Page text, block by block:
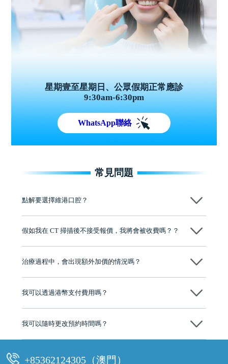
星期壹至星期日、公眾假期正常應診
9:30am-6:30pm
WhatsApp聯絡
常見問題
點解要選擇維港口腔？
牌」、「2025香港企業領袖品牌」，是諾貝爾種植系統全球放心植牙中
至今已服務超過三十個國家和地區的顧客，受到粵港澳大灣區及周邊城
市市民極高的口碑評價及信任推薦 珠海、深圳設有八大分院，香港亦設
有咨詢及服務保障中心，有任何問題都可以隨時預約免費咨詢，讓人十
假如我在 CT 掃描後不接受報價，我將會被收費嗎？？
治療過程中，會出現額外加價的情況嗎？
我可以透過港幣支付費用嗎？
我可以隨時更改預約時間嗎？
+85362124305（澳門）